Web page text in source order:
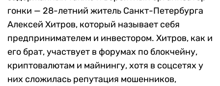
гонки — 28-летний житель Санкт-Петербурга
Алексей Хитров, который называет себя
предпринимателем и инвестором. Хитров, как и
его брат, участвует в форумах по блокчейну,
криптовалютам и майнингу, хотя в соцсетях у
них сложилась репутация мошенников,